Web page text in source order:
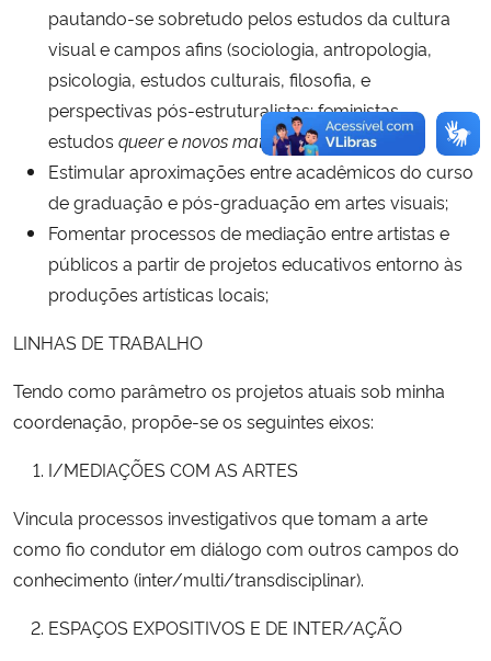
pautando-se sobretudo pelos estudos da cultura
visual e campos afins (sociologia, antropologia,
psicologia, estudos culturais, filosofia, e
perspectivas pós-estruturalistas: feministas,
estudos queerenovos materialismos);
Estimular aproximações entre acadêmicos do curso
de graduação e pós-graduação em artes visuais;
Fomentar processos de mediação entre artistas e
públicos a partir de projetos educativos entorno às
produções artísticas locais;
LINHAS DE TRABALHO
Tendo como parâmetro os projetos atuais sob minha
coordenação, propõe-se os seguintes eixos:
I/MEDIAÇÕES COM AS ARTES
Vincula processos investigativos que tomam a arte
como fio condutor em diálogo com outros campos do
conhecimento (inter/multi/transdisciplinar).
ESPAÇOS EXPOSITIVOS E DE INTER/AÇÃO